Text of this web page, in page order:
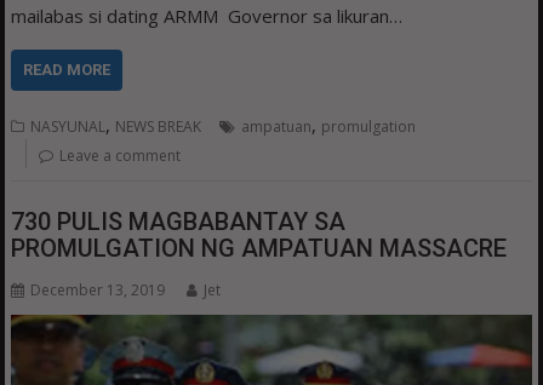
mailabas si dating ARMM Governor sa likuran…
READ MORE
NASYUNAL, NEWS BREAK ampatuan, promulgation
Leave a comment
730 PULIS MAGBABANTAY SA
PROMULGATION NG AMPATUAN MASSACRE
December 13, 2019 Jet